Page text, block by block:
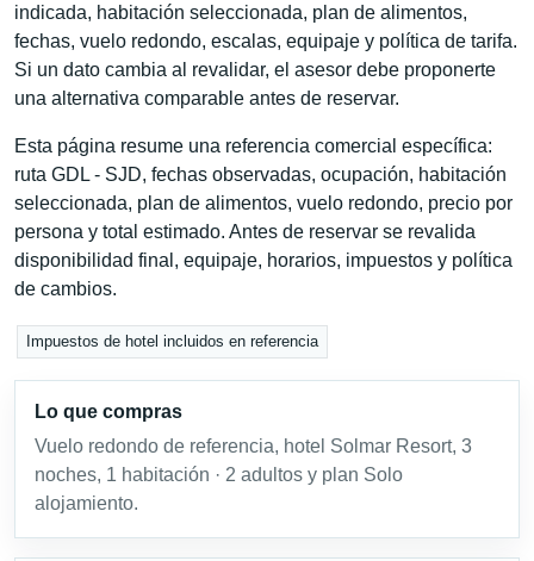
indicada, habitación seleccionada, plan de alimentos,
fechas, vuelo redondo, escalas, equipaje y política de tarifa.
Si un dato cambia al revalidar, el asesor debe proponerte
una alternativa comparable antes de reservar.
Esta página resume una referencia comercial específica:
ruta GDL - SJD, fechas observadas, ocupación, habitación
seleccionada, plan de alimentos, vuelo redondo, precio por
persona y total estimado. Antes de reservar se revalida
disponibilidad final, equipaje, horarios, impuestos y política
de cambios.
Impuestos de hotel incluidos en referencia
Lo que compras
Vuelo redondo de referencia, hotel Solmar Resort, 3
noches, 1 habitación · 2 adultos y plan Solo
alojamiento.